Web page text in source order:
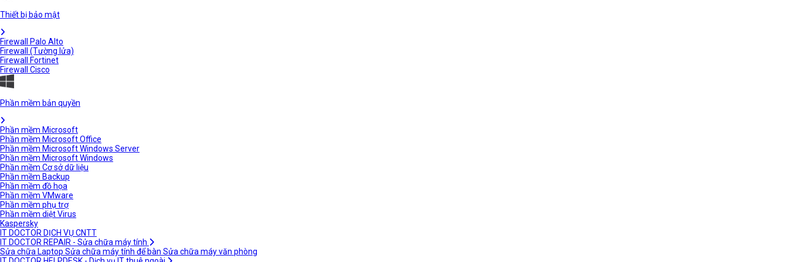
Thiết bị bảo mật
Firewall Palo Alto
Firewall (Tường lửa)
Firewall Fortinet
Firewall Cisco
Phần mềm bản quyền
Phần mềm Microsoft
Phần mềm Microsoft Office
Phần mềm Microsoft Windows Server
Phần mềm Microsoft Windows
Phần mềm Cơ sở dữ liệu
Phần mềm Backup
Phần mềm đồ họa
Phần mềm VMware
Phần mềm phụ trợ
Phần mềm diệt Virus
Kaspersky
IT DOCTOR DỊCH VỤ CNTT
IT DOCTOR REPAIR - Sửa chữa máy tính
Sửa chữa Laptop Sửa chữa máy tính để bàn Sửa chữa máy văn phòng